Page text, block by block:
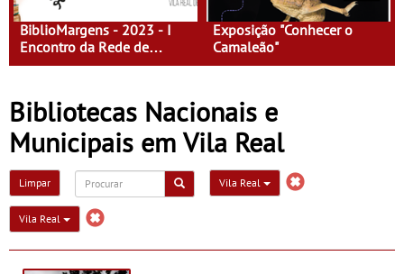
BiblioMargens - 2023 - I
Encontro da Rede de
Bibliotecas do Baixo
Exposição "Conhecer o
Camaleão"
Bibliotecas Nacionais e
Municipais em Vila Real
Limpar Vila Real
Vila Real